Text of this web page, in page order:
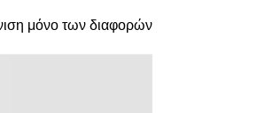
μόνο των διαφορών